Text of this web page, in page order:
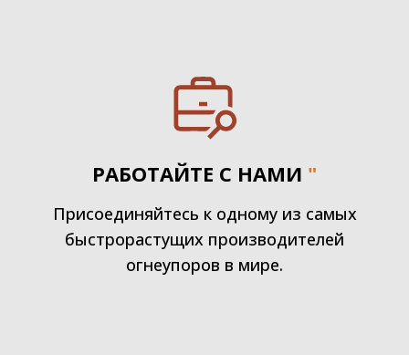
РАБОТАЙТЕ С НАМИ "
Присоединяйтесь к одному из самых
быстрорастущих производителей
огнеупоров в мире.